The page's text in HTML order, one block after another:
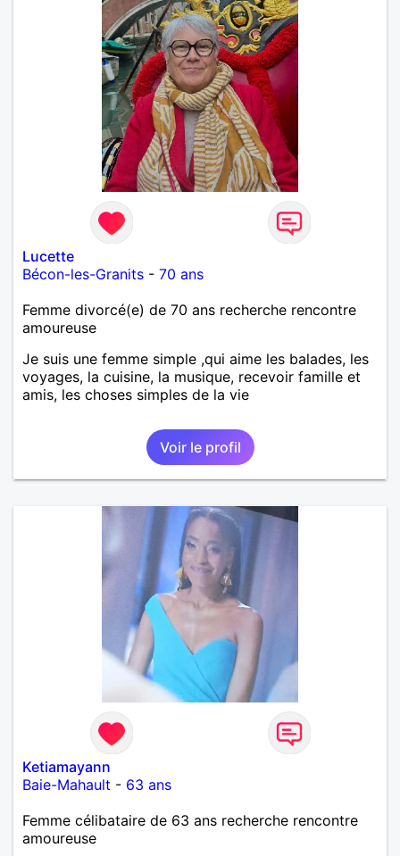
Lucette
Bécon-les-Granits - 70 ans
Femme divorcé(e) de 70 ans recherche rencontre
amoureuse
Je suis une femme simple ,qui aime les balades, les
voyages, la cuisine, la musique, recevoir famille et
amis, les choses simples de la vie
Voir le profil
Ketiamayann
Baie-Mahault - 63 ans
Femme célibataire de 63 ans recherche rencontre
amoureuse